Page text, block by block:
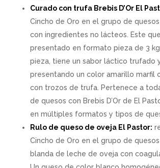
Curado con trufa Brebis D’Or El
Cincho de Oro en el grupo de
con ingredientes no lácteos. Este
presentado en formato pieza de 3
pieza, tiene un sabor láctico trufado
presentando un color amarillo marfil
con trozos de trufa. Pertenece a
de quesos con Brebis D’Or de El
en múltiples formatos y tipos de
Rulo de queso de oveja El Pastor:
Cincho de Oro en el grupo de
blanda de leche de oveja con